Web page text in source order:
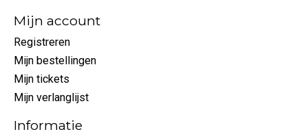
Mijn account
Registreren
Mijn bestellingen
Mijn tickets
Mijn verlanglijst
Informatie